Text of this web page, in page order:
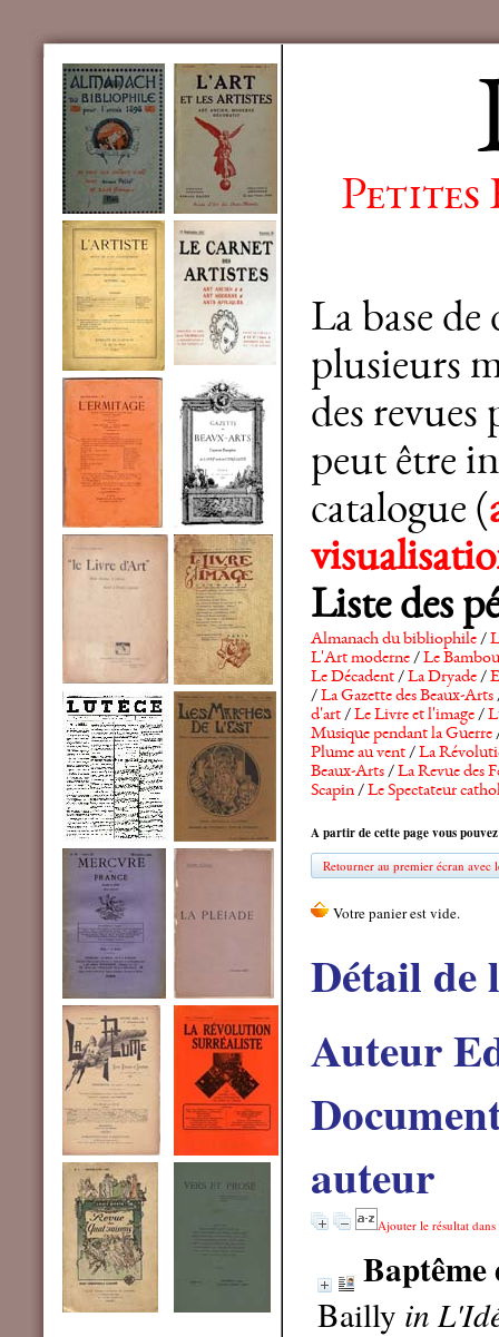
Petites
La base
plusieurs
des revues
peut être
catalogue (
Liste des
Almanach du bibliophile/
L'Art moderne/Le Bambou
Le Décadent/La Dryade/
/La Gazette des Beaux-Arts
d'art/Le Livre et l'image/
Musique pendant la Guerre
Plume au vent/La
Beaux-Arts/La Revue des
Scapin/Le Spectateur
A partir de cette page vous
Retourner au premier écran avec
Détail de
Auteur
auteur
Ajouter le résultat
Baptême
Bailly in